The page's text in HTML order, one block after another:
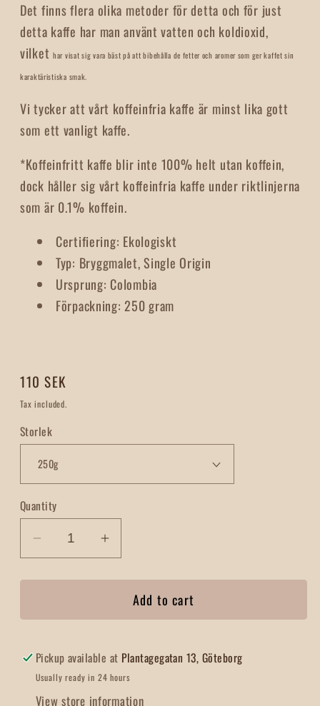
Det finns flera olika metoder för detta och för just
detta kaffe har man använt vatten och koldioxid,
vilkethar visat sig vara bäst på att bibehålla de fetter och aromer som ger kaffet sin
karaktäristiska smak.
Vi tycker att vårt koffeinfria kaffe är minst lika gott
som ett vanligt kaffe.
*Koffeinfritt kaffe blir inte 100% helt utan koffein,
dock håller sig vårt koffeinfria kaffe under riktlinjerna
som är 0.1% koffein.
Certifiering: Ekologiskt
Typ: Bryggmalet, Single Origin
Ursprung: Colombia
Förpackning: 250 gram
Regular
price
110 SEK
Tax included.
Storlek
Quantity
Decrease
for
Kaffe
Increase
for
Koffeinfritt
Kaffe
Add to cart
Pickup available at Plantagegatan 13, Göteborg
Usually ready in 24 hours
View store information